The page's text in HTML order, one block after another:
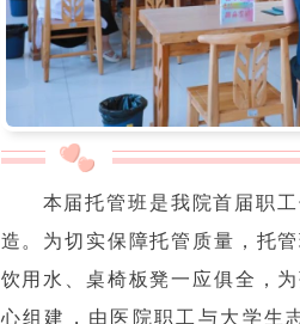
本届托管班是我院首届职
造。 为切实保障托管质量，托管
饮用水、桌椅板凳一应俱全，
心组建，由医院职工与大学生